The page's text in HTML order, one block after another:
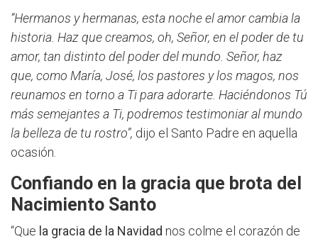
“Hermanos y hermanas, esta noche el amor cambia la
historia. Haz que creamos, oh, Señor, en el poder de tu
amor, tan distinto del poder del mundo. Señor, haz
que, como María, José, los pastores y los magos, nos
reunamos en torno a Ti para adorarte. Haciéndonos Tú
más semejantes a Ti, podremos testimoniar al mundo
la belleza de tu rostro”, dijo el Santo Padre en aquella
ocasión.
Confiando en la gracia que brota del
Nacimiento Santo
“Que la gracia de la Navidad nos colme el corazón de